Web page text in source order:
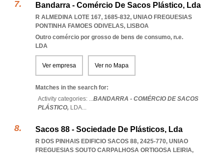
Bandarra - Comércio De Sacos Plástico, Lda
R ALMEDINA LOTE 167, 1685-832, UNIAO FREGUESIAS
PONTINHA FAMOES ODIVELAS, LISBOA
Outro comércio por grosso de bens de consumo, n.e.
LDA
Ver empresa Ver no Mapa
Matches in the search for:
Activity categories: ...BANDARRA - COMÉRCIO DE SACOS
PLÁSTICO, LDA...
Sacos 88 - Sociedade De Plásticos, Lda
R DOS PINHAIS EDIFICIO SACOS 88, 2425-770, UNIAO
FREGUESIAS SOUTO CARPALHOSA ORTIGOSA LEIRIA,